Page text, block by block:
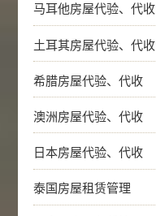
马耳他房屋代验、代收
土耳其房屋代验、代收
希腊房屋代验、代收
澳洲房屋代验、代收
日本房屋代验、代收
泰国房屋租赁管理